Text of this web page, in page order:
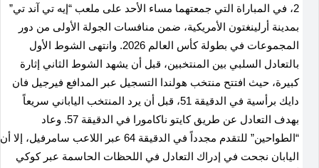
2، في المباراة التي جمعتهما مساء الأحد على ملعب “إيه تي آند تي”
بمدينة أرلينغتون الأمريكية، ضمن منافسات الجولة الأولى من دور
المجموعات في بطولة كأس العالم 2026
. وانتهى الشوط الأول
بالتعادل السلبي بين المنتخبين، قبل أن يشهد الشوط الثاني إثارة
كبيرة، حيث افتتح منتخب هولندا التسجيل عبر المدافع فيرجيل فان
دايك برأسية في الدقيقة 51، قبل أن يرد المنتخب الياباني سريعاً
بهدف التعادل عن طريق كايتو ناكامورا في الدقيقة 57
. وعاد
“الطواحين” للتقدم مجدداً في الدقيقة 64 عبر اللاعب سامرفيل، إلا أن
اليابان نجحت في إدراك التعادل في اللحظات الحاسمة عبر كوكي